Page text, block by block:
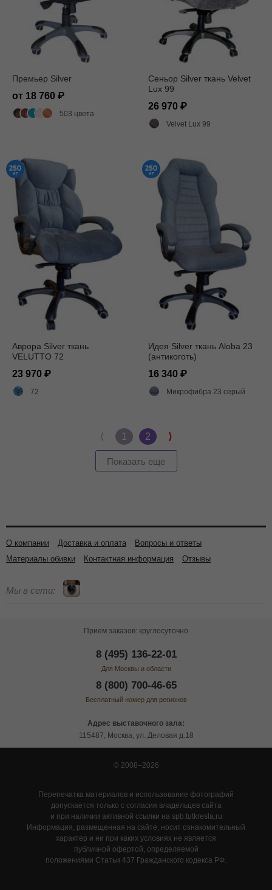
Премьер Silver
от 18 760
503 цвета
Сеньор Silver ткань Velvet
Lux 99
26 970
Velvet Lux 99
Аврора Silver ткань
VELUTTO 72
23 970
72
Идея Silver ткань Aloba 23
(антикоготь)
16 340
Микрофибра 23 серый
⟨ 1 2 ⟩
Показать еще
О компании Доставка и оплата
Вопросы и ответы
Материалы обивки
Контактная информация Отзывы
Мы в сети:
Прием заказов: круглосуточно
8 (495) 136-22-01
Для Москвы и области
8 (800) 700-46-65
Бесплатный номер для регионов
Адрес выставочного зала:
115487, Москва, ул. Деловая д.18
© 2008–2026
Перепечатка материалов и использование фотографий
допускается только с согласия владельцев сайта
и при наличии активной ссылки на spb.tutkresla.ru
Информация, размещенная на сайте, носит ознакомительный
характер и ни при каких условиях не является
публичной офертой, определяемой
положениями Статьи 437 Гражданского кодекса РФ.